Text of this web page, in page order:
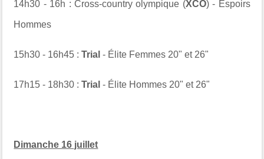
14h30 - 16h : Cross-country olympique (XCO) - Espoirs
Hommes
15h30 - 16h45 :Trial - Élite Femmes 20" et 26"
17h15 - 18h30 :Trial - Élite Hommes 20" et 26"
Dimanche 16 juillet